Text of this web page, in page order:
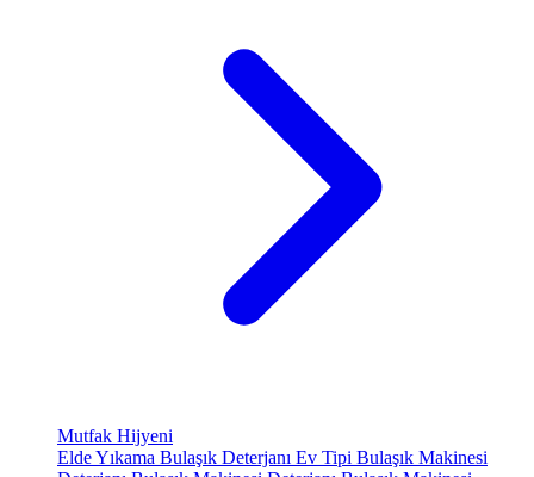
Mutfak Hijyeni
Elde Yıkama Bulaşık Deterjanı Ev Tipi Bulaşık Makinesi